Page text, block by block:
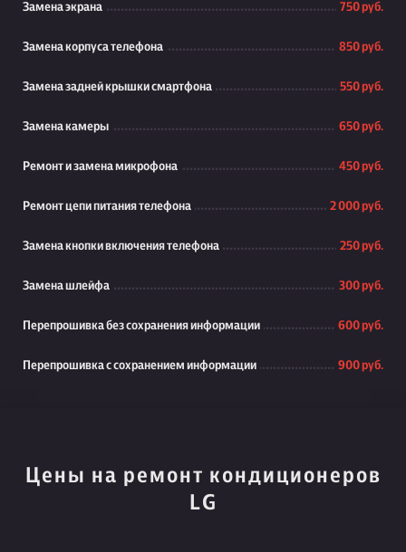
Замена экрана 750 руб.
Замена корпуса телефона 850 руб.
Замена задней крышки смартфона 550 руб.
Замена камеры 650 руб.
Ремонт и замена микрофона 450 руб.
Ремонт цепи питания телефона 2 000 руб.
Замена кнопки включения телефона 250 руб.
Замена шлейфа 300 руб.
Перепрошивка без сохранения информации 600 руб.
Перепрошивка с сохранением информации 900 руб.
Цены на ремонт кондиционеров
LG